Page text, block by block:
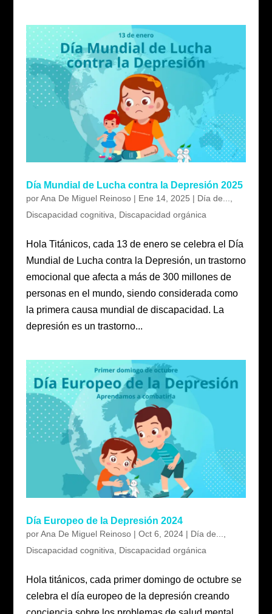
Día Mundial de Lucha contra la Depresión 2025
porAna De Miguel Reinoso| Ene 14, 2025 | Día de...,
Discapacidad cognitiva, Discapacidad orgánica
Hola Titánicos, cada 13 de enero se celebra el Día
Mundial de Lucha contra la Depresión, un trastorno
emocional que afecta a más de 300 millones de
personas en el mundo, siendo considerada como
la primera causa mundial de discapacidad. La
depresión es un trastorno...
Día Europeo de la Depresión 2024
porAna De Miguel Reinoso| Oct 6, 2024| Día de...
Discapacidad cognitiva
Discapacidad orgánica
Hola titánicos, cada primer domingo de octubre se
celebra el día europeo de la depresión creando